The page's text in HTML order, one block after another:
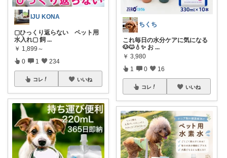
IJU KONA
▢ひっくり返らない ペット用
水入れ▢ 飼 ...
￥ 1,899～
0 1 234
コレ いいね
ちくち
これ毎日の水分ケアに気になる
🐶🐱💧✨ お ...
￥ 3,980
1 0 16
コレ いいね